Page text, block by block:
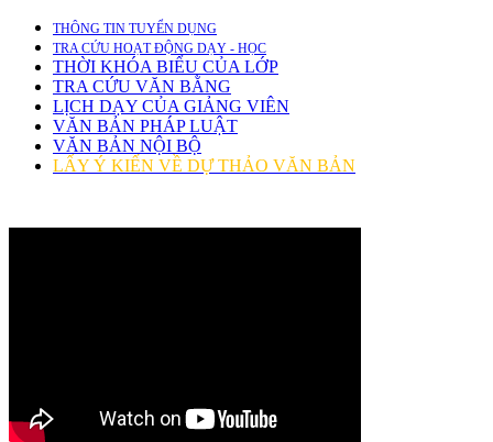
THÔNG TIN TUYỂN DỤNG
TRA CỨU HOẠT ĐỘNG DẠY - HỌC
THỜI KHÓA BIỂU CỦA LỚP
TRA CỨU VĂN BẰNG
LỊCH DẠY CỦA GIẢNG VIÊN
VĂN BẢN PHÁP LUẬT
VĂN BẢN NỘI BỘ
LẤY Ý KIẾN VỀ DỰ THẢO VĂN BẢN